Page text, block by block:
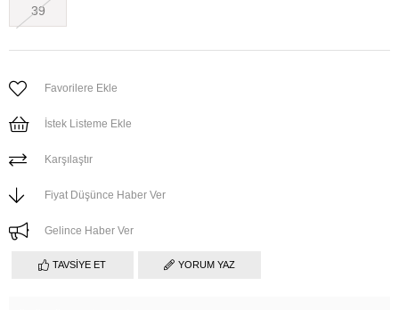
39
Favorilere Ekle
İstek Listeme Ekle
Karşılaştır
Fiyat Düşünce Haber Ver
Gelince Haber Ver
TAVSIYE ET YORUM YAZ